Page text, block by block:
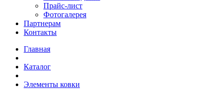
Прайс-лист
Фотогалерея
Партнерам
Контакты
Главная
Каталог
Элементы ковки